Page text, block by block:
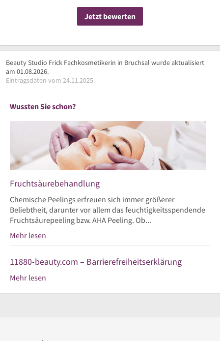
Jetzt bewerten
Beauty Studio Frick Fachkosmetikerin in Bruchsal wurde aktualisiert
am 01.08.2026.
Eintragsdaten vom 24.11.2025.
Wussten Sie schon?
Fruchtsäurebehandlung
Chemische Peelings erfreuen sich immer größerer
Beliebtheit, darunter vor allem das feuchtigkeitsspendende
Fruchtsäurepeeling bzw. AHA Peeling. Ob...
Mehr lesen
11880-beauty.com – Barrierefreiheitserklärung
Mehr lesen